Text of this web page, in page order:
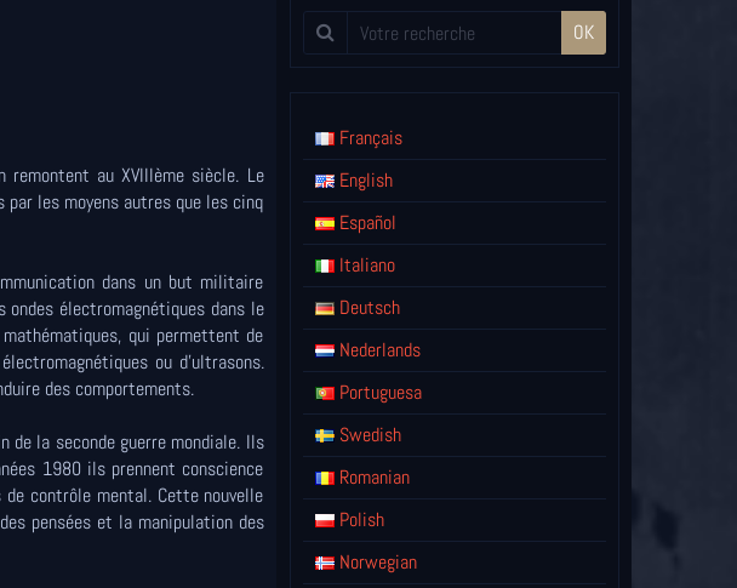
remontent au XVIIIème siècle. Le
les moyens autres que les cinq
dans un but militaire
électromagnétiques dans le
qui permettent de
ou d'ultrasons.
des comportements.
la seconde guerre mondiale. Ils
1980 ils prennent conscience
contrôle mental. Cette nouvelle
pensées et la manipulation des
OK
Français
English
Español
Italiano
Deutsch
Nederlands
Portuguesa
Swedish
Romanian
Polish
Norwegian